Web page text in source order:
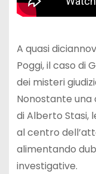
A quasi
Poggi, il caso di
dei misteri
Nonostante
di Alberto Stasi,
al centro
alimentando
investigative.